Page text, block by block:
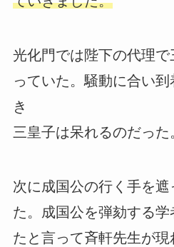
光化門では陛下の代理
っていた。騒動に合い
き
三皇子は呆れるのだった
次に成国公の行く手を
た。成国公を弾劾する
たと言って斉軒先生が